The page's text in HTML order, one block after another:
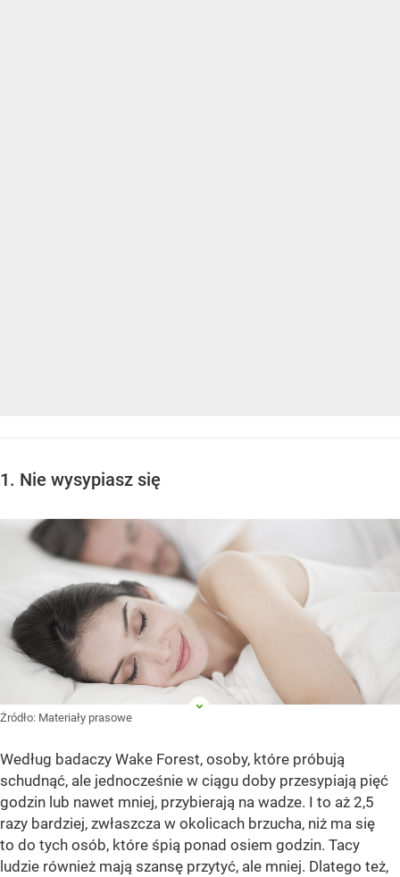
1. Nie wysypiasz się
Żródło: Materiały prasowe
Według badaczy Wake Forest, osoby, które próbują
schudnąć, ale jednocześnie w ciągu doby przesypiają pięć
godzin lub nawet mniej, przybierają na wadze. I to aż 2,5
razy bardziej, zwłaszcza w okolicach brzucha, niż ma się
to do tych osób, które śpią ponad osiem godzin. Tacy
ludzie również mają szansę przytyć, ale mniej. Dlatego też,